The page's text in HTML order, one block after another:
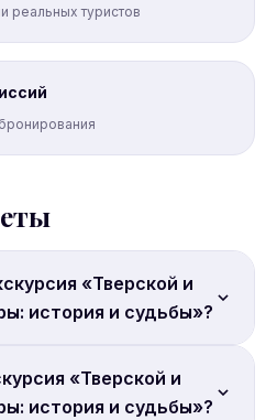
реальных туристов
«Тверской и
история и судьбы»?
часа.
«Тверской и
история и судьбы»?